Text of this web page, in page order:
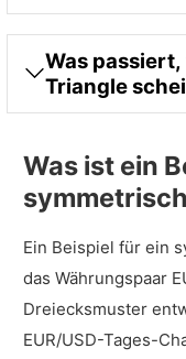
Was
Triangle
Was ist ein
Ein Beispiel für ein
das Währungspaar
Dreiecksmuster
EUR/USD-Tages-